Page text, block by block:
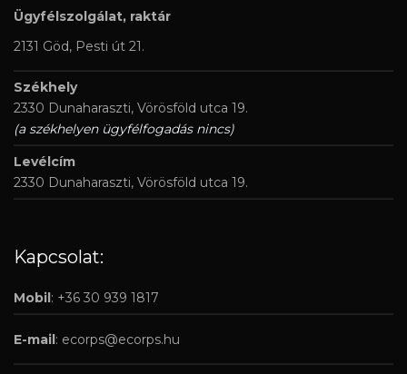
Ügyfélszolgálat, raktár
2131 Göd, Pesti út 21.
Székhely
2330 Dunaharaszti, Vörösföld utca 19.
(a székhelyen ügyfélfogadás nincs)
Levélcím
2330 Dunaharaszti, Vörösföld utca 19.
Kapcsolat:
Mobil : +36 30 939 1817
E-mail : ecorps@ecorps.hu